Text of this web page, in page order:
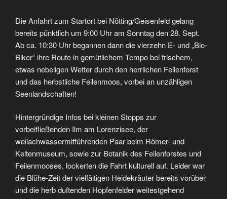
Die Anfahrt zum Startort bei Nötting/Geisenfeld gelang
bereits pünktlich um 9:00 Uhr am Sonntag den 28. Sept.
Ab ca. 10:30 Uhr begannen dann die vierzehn E- und „Bio-
Biker“ ihre Route in gemütlichem Tempo bei frischem,
etwas nebeligen Wetter durch den herrlichen Feilenforst
und das herbstliche Feilenmoos, vorbei an unzähligen
Seenlandschaften!
Hintergründige Infos bei kleinen Stopps zur
vorbeifließenden Ilm am Lorenzisee, der
weilachwassermitführenden Paar beim Römer- und
Keltenmuseum, sowie zur Botanik des Feilenforstes und
Feilenmooses, lockerten die Fahrt kulturell auf. Leider war
die Blühe-Zeit der vielfältigen Heidekräuter bereits vorüber
und die herb duftenden Hopfenfelder weitestgehend